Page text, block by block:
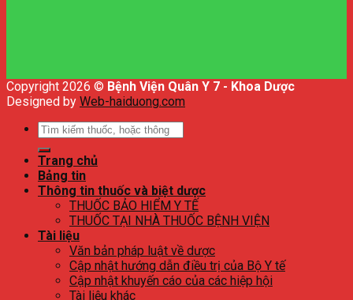
Copyright 2026 © Bệnh Viện Quân Y 7 - Khoa Dược
Designed by Web-haiduong.com
Tìm
kiếm:
Trang chủ
Bảng tin
Thông tin thuốc và biệt dược
THUỐC BẢO HIỂM Y TẾ
THUỐC TẠI NHÀ THUỐC BỆNH VIỆN
Tài liệu
Văn bản pháp luật về dược
Cập nhật hướng dẫn điều trị của Bộ Y tế
Cập nhật khuyến cáo của các hiệp hội
Tài liệu khác